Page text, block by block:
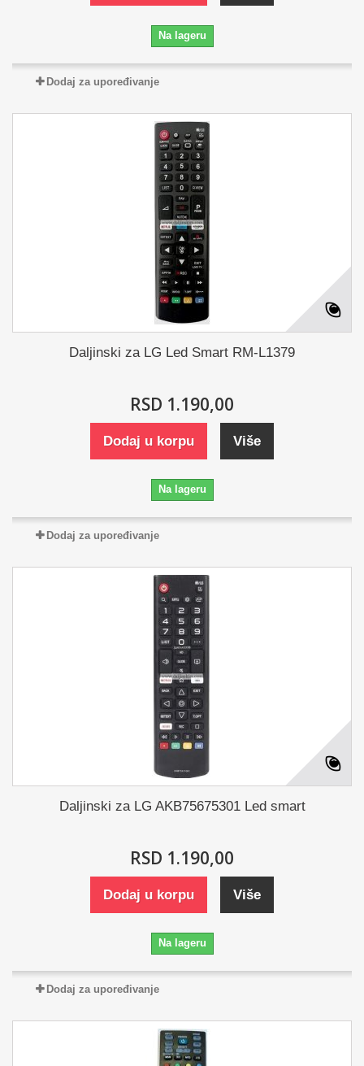
Na lageru
Dodaj za upoređivanje
Daljinski za LG Led Smart RM-L1379
RSD 1.190,00
Dodaj u korpu Više
Na lageru
Dodaj za upoređivanje
Daljinski za LG AKB75675301 Led smart
RSD 1.190,00
Dodaj u korpu Više
Na lageru
Dodaj za upoređivanje